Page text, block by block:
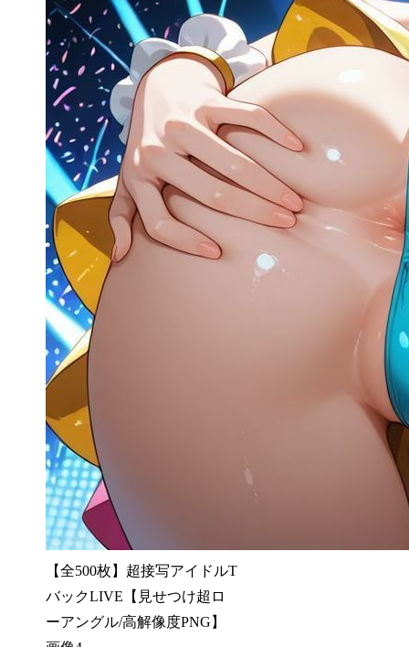
【全500枚】超接写アイドルT
バックLIVE【見せつけ超ロ
ーアングル/高解像度PNG】